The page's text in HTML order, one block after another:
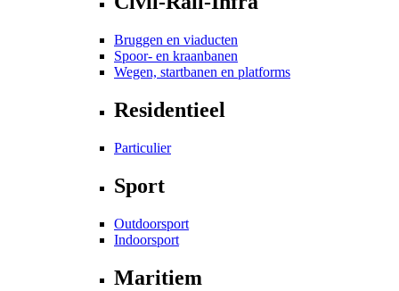
Bruggen en viaducten
Spoor- en kraanbanen
Wegen, startbanen en platforms
Residentieel
Particulier
Sport
Outdoorsport
Indoorsport
Maritiem